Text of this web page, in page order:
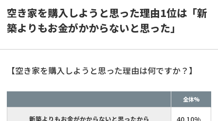
空き家を購入しようと思った理由1位は「新
築よりもお金がかからないと思った」
【空き家を購入しようと思った理由は何ですか？】
全体%
新築よりもお金がかからないと思ったから